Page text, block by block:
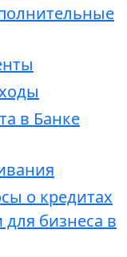
в Банке
о кредитах
бизнеса в